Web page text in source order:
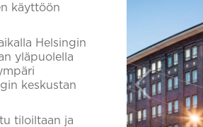
käyttöön
Helsingin
yläpuolella
keskustan
tiloiltaan ja